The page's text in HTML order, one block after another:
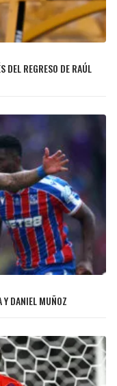
DEL REGRESO DE RAÚL
Y DANIEL MUÑOZ